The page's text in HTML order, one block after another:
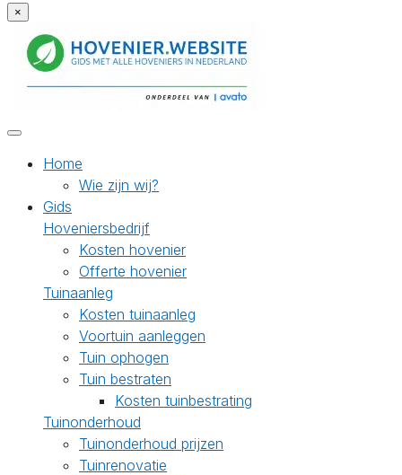
×
Home
Wie zijn wij?
Gids
Hoveniersbedrijf
Kosten hovenier
Offerte hovenier
Tuinaanleg
Kosten tuinaanleg
Voortuin aanleggen
Tuin ophogen
Tuin bestraten
Kosten tuinbestrating
Tuinonderhoud
Tuinonderhoud prijzen
Tuinrenovatie